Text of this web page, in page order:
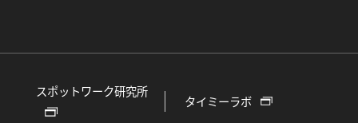
スポットワーク研究所
タイミーラボ